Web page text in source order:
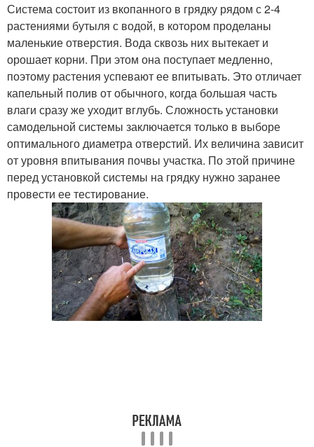
Система состоит из вкопанного в грядку рядом с 2-4
растениями бутыля с водой, в котором проделаны
маленькие отверстия. Вода сквозь них вытекает и
орошает корни. При этом она поступает медленно,
поэтому растения успевают ее впитывать. Это отличает
капельный полив от обычного, когда большая часть
влаги сразу же уходит вглубь. Сложность установки
самодельной системы заключается только в выборе
оптимального диаметра отверстий. Их величина зависит
от уровня впитывания почвы участка. По этой причине
перед установкой системы на грядку нужно заранее
провести ее тестирование.